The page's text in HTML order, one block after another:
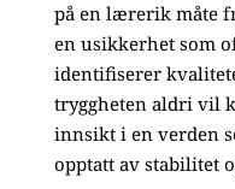
på en lærerik måte
en usikkerhet som
identifiserer
tryggheten aldri vil
innsikt i en verden
opptatt av stabilitet